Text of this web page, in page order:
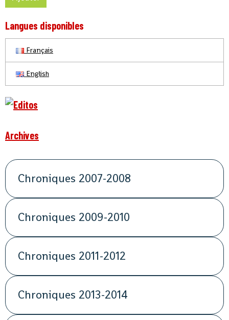
Langues disponibles
Français
English
Archives
Chroniques 2007-2008
Chroniques 2009-2010
Chroniques 2011-2012
Chroniques 2013-2014